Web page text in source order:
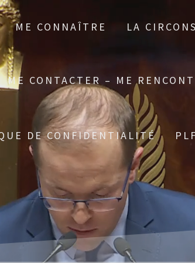
ME CONNAÎTRE LA
ME CONTACTER – ME
DE CONFIDENTIALITÉ